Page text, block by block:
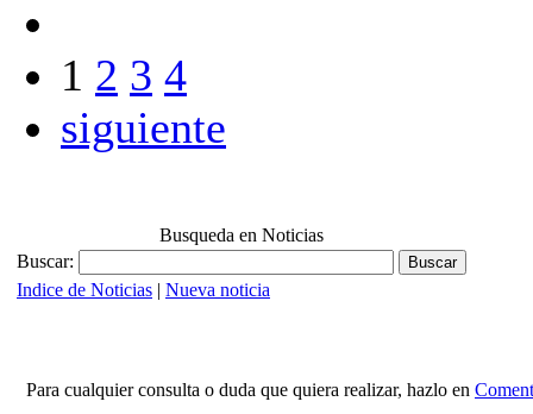
1 2 3 4
siguiente
Busqueda en Noticias
Buscar:
Indice de Noticias | Nueva noticia
Para cualquier consulta o duda que quiera realizar, hazlo en